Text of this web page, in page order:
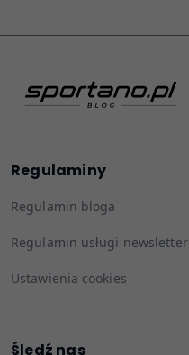
Regulaminy
Regulamin bloga
Regulamin usługi newsletter
Ustawienia cookies
Śledź nas